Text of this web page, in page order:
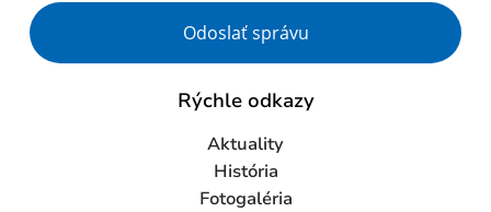
Google reCaptcha Response
Odoslať správu
Rýchle odkazy
Aktuality
História
Fotogaléria